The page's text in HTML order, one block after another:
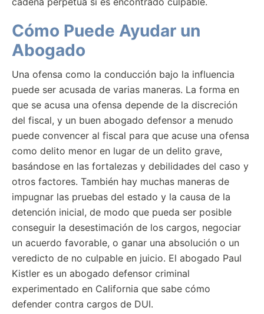
Cómo Puede Ayudar un
Abogado
Una ofensa como la conducción bajo la influencia
puede ser acusada de varias maneras. La forma en
que se acusa una ofensa depende de la discreción
del fiscal, y un buen abogado defensor a menudo
puede convencer al fiscal para que acuse una ofensa
como delito menor en lugar de un delito grave,
basándose en las fortalezas y debilidades del caso y
otros factores. También hay muchas maneras de
impugnar las pruebas del estado y la causa de la
detención inicial, de modo que pueda ser posible
conseguir la desestimación de los cargos, negociar
un acuerdo favorable, o ganar una absolución o un
veredicto de no culpable en juicio. El abogado Paul
Kistler es un abogado defensor criminal
experimentado en California que sabe cómo
defender contra cargos de DUI.